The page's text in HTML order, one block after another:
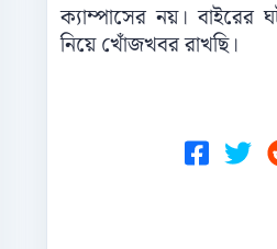
ক্যাম্পাসের নয়। বাইরের
নিয়ে খোঁজখবর রাখছি।